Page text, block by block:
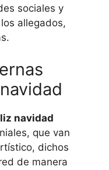
sociales y
allegados,
navidad
que van
dichos
de manera